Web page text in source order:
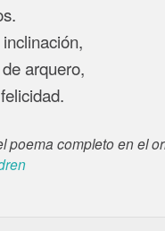
arquero,
poema completo en el